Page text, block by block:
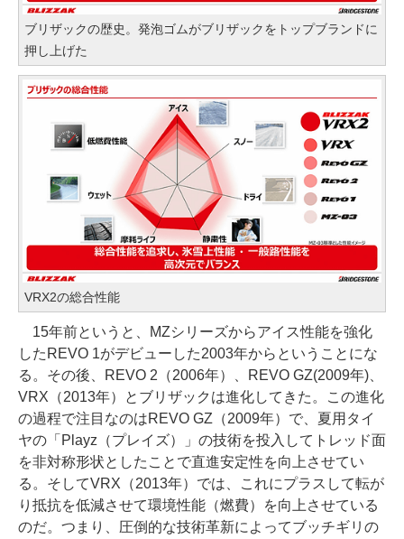
ブリザックの歴史。発泡ゴムがブリザックをトップブランドに
押し上げた
VRX2の総合性能
15年前というと、MZシリーズからアイス性能を強化
したREVO 1がデビューした2003年からということにな
る。その後、REVO 2（2006年）、REVO GZ(2009年)、
VRX（2013年）とブリザックは進化してきた。この進化
の過程で注目なのはREVO GZ（2009年）で、夏用タイ
ヤの「Playz（プレイズ）」の技術を投入してトレッド面
を非対称形状としたことで直進安定性を向上させてい
る。そしてVRX（2013年）では、これにプラスして転が
り抵抗を低減させて環境性能（燃費）を向上させている
のだ。つまり、圧倒的な技術革新によってブッチギリの